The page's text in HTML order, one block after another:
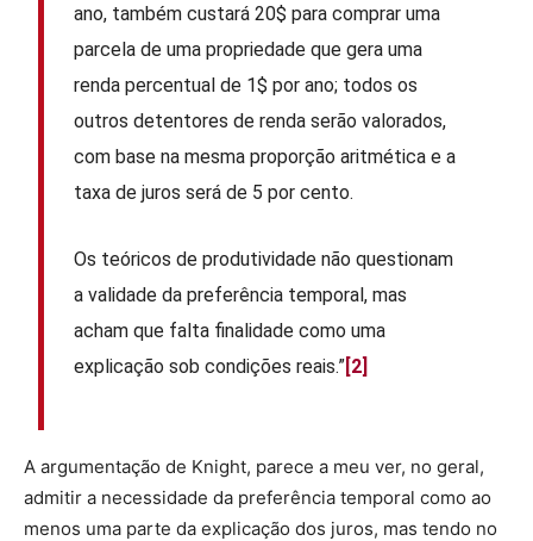
ano, também custará 20$ para comprar uma
parcela de uma propriedade que gera uma
renda percentual de 1$ por ano; todos os
outros detentores de renda serão valorados,
com base na mesma proporção aritmética e a
taxa de juros será de 5 por cento.
Os teóricos de produtividade não questionam
a validade da preferência temporal, mas
acham que falta finalidade como uma
explicação sob condições reais.”[2]
A argumentação de Knight, parece a meu ver, no geral,
admitir a necessidade da preferência temporal como ao
menos uma parte da explicação dos juros, mas tendo no